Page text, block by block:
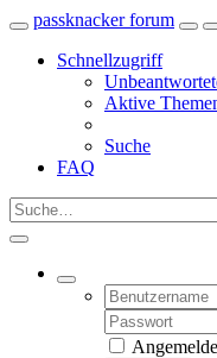
passknacker forum
Schnellzugriff
Aktive
Suche
FAQ